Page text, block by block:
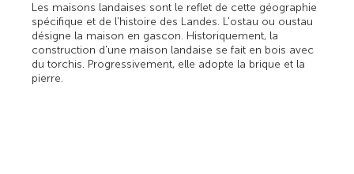
Les maisons landaises sont le reflet de cette géographie
spécifique et de l'histoire des Landes. L'ostau ou oustau
désigne la maison en gascon. Historiquement, la
construction d'une maison landaise se fait en bois avec
du torchis. Progressivement, elle adopte la brique et la
pierre.